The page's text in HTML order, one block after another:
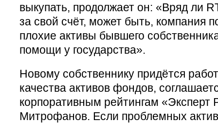
выкупать, продолжает он: «Вряд ли
за свой счёт, может быть, компания
плохие активы бывшего
помощи у государства».
Новому собственнику придётся
качества активов фондов,
корпоративным рейтингам «Эксперт
Митрофанов. Если проблемных